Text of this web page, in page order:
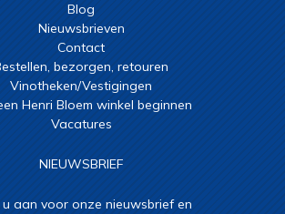
Blog
Nieuwsbrieven
Contact
bezorgen, retouren
Vinotheken/Vestigingen
Henri Bloem winkel beginnen
Vacatures
NIEUWSBRIEF
u aan voor onze nieuwsbrief en